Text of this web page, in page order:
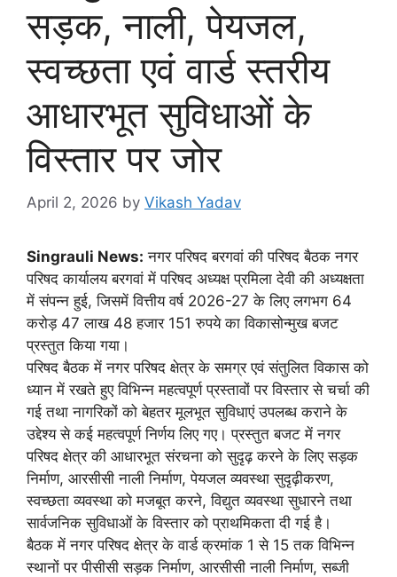
सड़क, नाली, पेयजल,
स्वच्छता एवं वार्ड स्तरीय
आधारभूत सुविधाओं के
विस्तार पर जोर
April 2, 2026 by Vikash Yadav
Singrauli News: नगर परिषद बरगवां की परिषद बैठक नगर
परिषद कार्यालय बरगवां में परिषद अध्यक्ष प्रमिला देवी की अध्यक्षता
में संपन्न हुई, जिसमें वित्तीय वर्ष 2026-27 के लिए लगभग 64
करोड़ 47 लाख 48 हजार 151 रुपये का विकासोन्मुख बजट
प्रस्तुत किया गया।
परिषद बैठक में नगर परिषद क्षेत्र के समग्र एवं संतुलित विकास को
ध्यान में रखते हुए विभिन्न महत्वपूर्ण प्रस्तावों पर विस्तार से चर्चा की
गई तथा नागरिकों को बेहतर मूलभूत सुविधाएं उपलब्ध कराने के
उद्देश्य से कई महत्वपूर्ण निर्णय लिए गए। प्रस्तुत बजट में नगर
परिषद क्षेत्र की आधारभूत संरचना को सुदृढ़ करने के लिए सड़क
निर्माण, आरसीसी नाली निर्माण, पेयजल व्यवस्था सुदृढ़ीकरण,
स्वच्छता व्यवस्था को मजबूत करने, विद्युत व्यवस्था सुधारने तथा
सार्वजनिक सुविधाओं के विस्तार को प्राथमिकता दी गई है।
बैठक में नगर परिषद क्षेत्र के वार्ड क्रमांक 1 से 15 तक विभिन्न
स्थानों पर पीसीसी सड़क निर्माण, आरसीसी नाली निर्माण, सब्जी